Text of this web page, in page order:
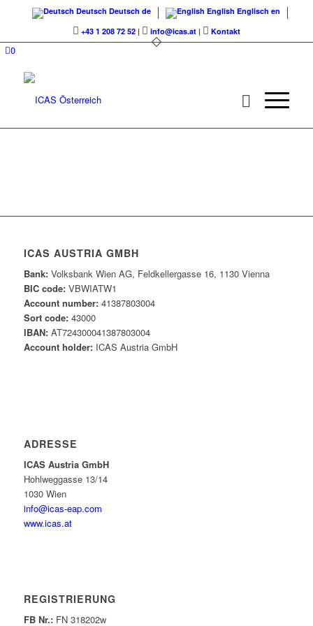
Deutsch Deutsch de English Englisch en
+43 1 208 72 52| info@icas.at| Kontakt
0
ICAS AUSTRIA GMBH
Bank:Volksbank Wien AG, Feldkellergasse 16, 1130 Vienna
BIC code:VBWIATW1
Account number:41387803004
Sort code:43000
IBAN:AT724300041387803004
Account holder:ICAS Austria GmbH
ADRESSE
ICAS Austria GmbH
Hohlweggasse 13/14
1030 Wien
info@icas-eap.com
www.icas.at
REGISTRIERUNG
FB Nr.:FN 318202w